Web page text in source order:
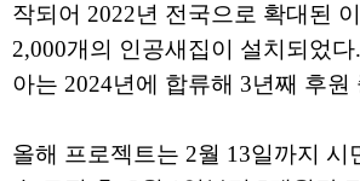
작되어 2022년 전국으로 확대된
2,000개의 인공새집이 설치되었다
아는 2024년에 합류해 3년째 후원
올해 프로젝트는 2월 13일까지 시